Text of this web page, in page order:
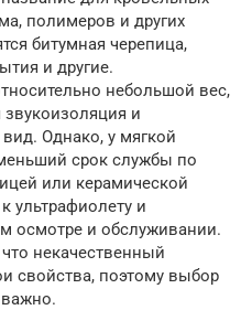
полимеров и других
битумная черепица,
и другие.
небольшой вес,
и
Однако, у мягкой
срок службы по
или керамической
ультрафиолету и
осмотре и обслуживании.
некачественный
свойства, поэтому выбор
важно.